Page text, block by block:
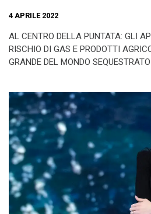
4 APRILE 2022
AL CENTRO DELLA PUNTATA: GLI
RISCHIO DI GAS E PRODOTTI
GRANDE DEL MONDO